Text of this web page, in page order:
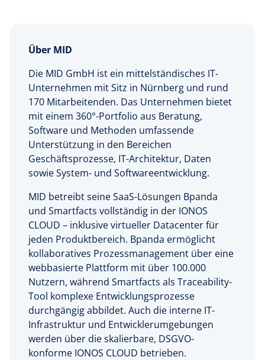
Über MID
Die MID GmbH ist ein mittelständisches IT-
Unternehmen mit Sitz in Nürnberg und rund
170 Mitarbeitenden. Das Unternehmen bietet
mit einem 360°-Portfolio aus Beratung,
Software und Methoden umfassende
Unterstützung in den Bereichen
Geschäftsprozesse, IT-Architektur, Daten
sowie System- und Softwareentwicklung.
MID betreibt seine SaaS-Lösungen Bpanda
und Smartfacts vollständig in der IONOS
CLOUD – inklusive virtueller Datacenter für
jeden Produktbereich. Bpanda ermöglicht
kollaboratives Prozessmanagement über eine
webbasierte Plattform mit über 100.000
Nutzern, während Smartfacts als Traceability-
Tool komplexe Entwicklungsprozesse
durchgängig abbildet. Auch die interne IT-
Infrastruktur und Entwicklerumgebungen
werden über die skalierbare, DSGVO-
konforme IONOS CLOUD betrieben.